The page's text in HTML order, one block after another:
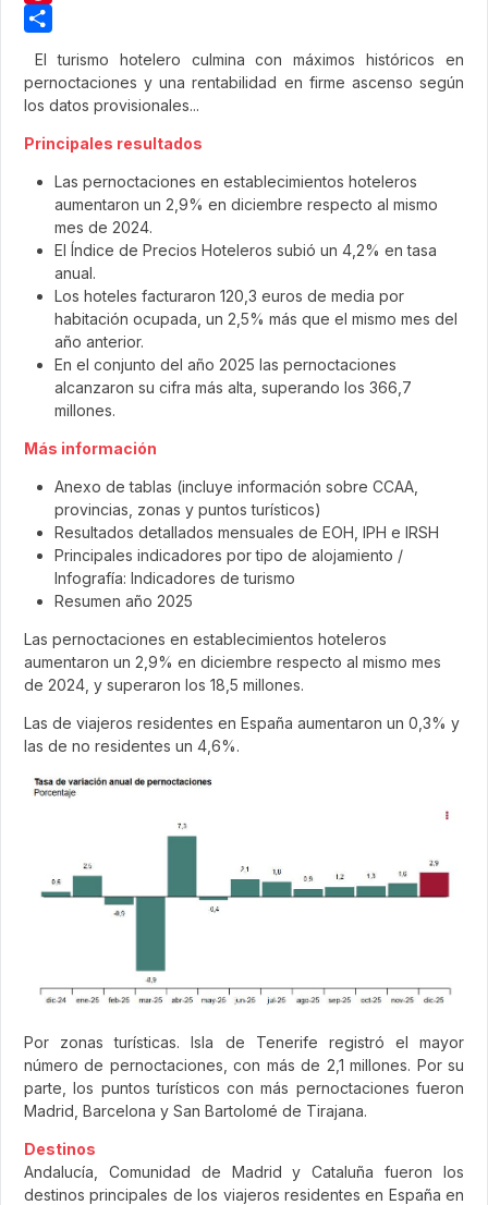
Pinterest
El turismo hotelero culmina con máximos históricos en
pernoctaciones y una rentabilidad en firme ascenso según
los datos provisionales...
Principales resultados
Las pernoctaciones en establecimientos hoteleros
aumentaron un 2,9% en diciembre respecto al mismo
mes de 2024.
El Índice de Precios Hoteleros subió un 4,2% en tasa
anual.
Los hoteles facturaron 120,3 euros de media por
habitación ocupada, un 2,5% más que el mismo mes del
año anterior.
En el conjunto del año 2025 las pernoctaciones
alcanzaron su cifra más alta, superando los 366,7
millones.
Más información
Anexo de tablas (incluye información sobre CCAA,
provincias, zonas y puntos turísticos)
Resultados detallados mensuales de EOH, IPH e IRSH
Principales indicadores por tipo de alojamiento /
Infografía: Indicadores de turismo
Resumen año 2025
Las pernoctaciones en establecimientos hoteleros
aumentaron un 2,9% en diciembre respecto al mismo mes
de 2024, y superaron los 18,5 millones.
Las de viajeros residentes en España aumentaron un 0,3% y
las de no residentes un 4,6%.
Por zonas turísticas. Isla de Tenerife registró el mayor
número de pernoctaciones, con más de 2,1 millones. Por su
parte, los puntos turísticos con más pernoctaciones fueron
Madrid, Barcelona y San Bartolomé de Tirajana.
Destinos
Andalucía, Comunidad de Madrid y Cataluña fueron los
destinos principales de los viajeros residentes en España en